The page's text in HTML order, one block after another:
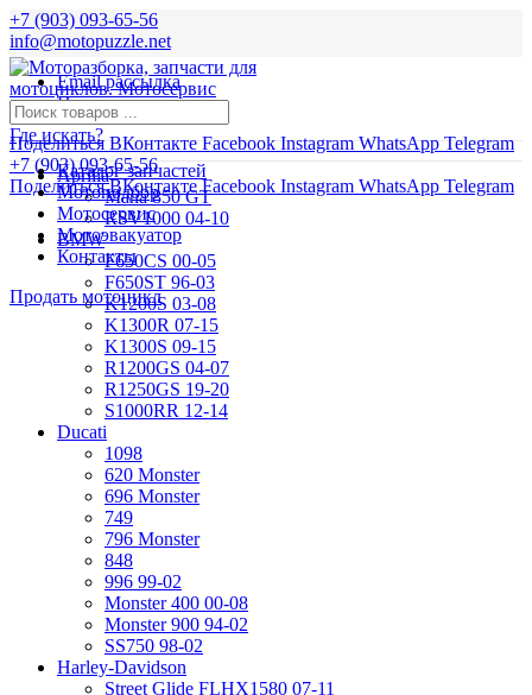
+7 (903) 093-65-56
info@motopuzzle.net
Email рассылка
Новости
Поделиться ВКонтакте Facebook Instagram WhatsApp Telegram
+7 (903) 093-65-56
Поделиться ВКонтакте Facebook Instagram WhatsApp Telegram
Где искать?
Aprilia
Mana 850 GT
RSV1000 04-10
BMW
F650CS 00-05
F650ST 96-03
K1200S 03-08
K1300R 07-15
K1300S 09-15
R1200GS 04-07
R1250GS 19-20
S1000RR 12-14
Ducati
1098
620 Monster
696 Monster
749
796 Monster
848
996 99-02
Monster 400 00-08
Monster 900 94-02
SS750 98-02
Harley-Davidson
Street Glide FLHX1580 07-11
Каталог запчастей
Мотоподбор
Мотосервис
Мотоэвакуатор
Контакты
Продать мотоцикл